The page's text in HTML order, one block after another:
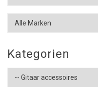
Kategorien